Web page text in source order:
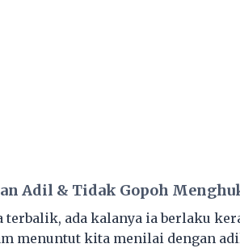
Adil & Tidak Gopoh
terbalik, ada kalanya ia berlaku
menuntut kita menilai dengan